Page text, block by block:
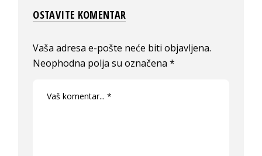
OSTAVITE KOMENTAR
Vaša adresa e-pošte neće biti objavljena.
Neophodna polja su označena*